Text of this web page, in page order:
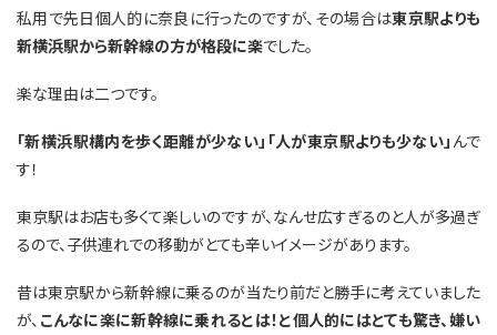
私用で先日個人的に奈良に行ったのですが、その場合は東京駅よりも
新横浜駅から新幹線の方が格段に楽でした。
楽な理由は二つです。
「新横浜駅構内を歩く距離が少ない」「人が東京駅よりも少ない」 んで
す！
東京駅はお店も多くて楽しいのですが、なんせ広すぎるのと人が多過ぎ
るので、子供連れでの移動がとても辛いイメージがあります。
昔は東京駅から新幹線に乗るのが当たり前だと勝手に考えていました
が、 こんなに楽に新幹線に乗れるとは！と個人的にはとても驚き、嫌い